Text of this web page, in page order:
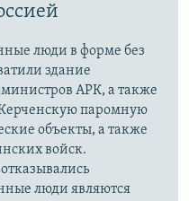
люди в форме без
здание
АРК, а также
паромную
объекты, а также
войск.
люди являются